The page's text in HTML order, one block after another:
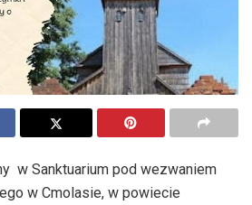
w Sanktuarium pod wezwaniem
w Cmolasie, w powiecie